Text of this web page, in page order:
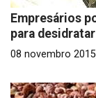
Empresários
para
08 novembro